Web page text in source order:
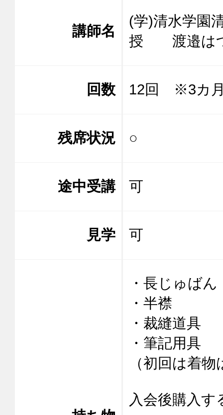
講師名
(学)清水学園
授 渡邉
回数 12回 ※3カ
残席状況 ○
途中受講 可
見学 可
・長じゅばん
・半襟
・裁縫道具
・筆記用具
（初回は着
入会後購入す